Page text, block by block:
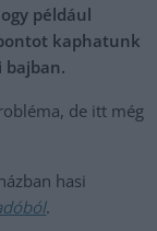
például
kaphatunk
bajban.
de itt még
hasi
.